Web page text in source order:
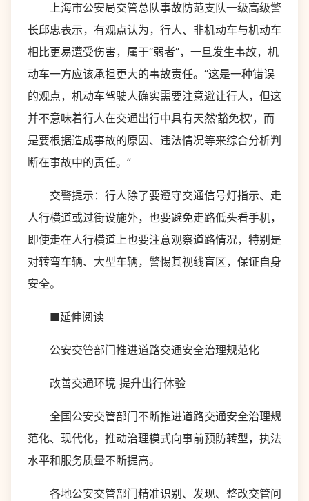
上海市公安局交管总队事故防范支队一级高级警
长邱忠表示，有观点认为，行人、非机动车与机动车
相比更易遭受伤害，属于“弱者”，一旦发生事故，机
动车一方应该承担更大的事故责任。“这是一种错误
的观点，机动车驾驶人确实需要注意避让行人，但这
并不意味着行人在交通出行中具有天然‘豁免权’，而
是要根据造成事故的原因、违法情况等来综合分析判
断在事故中的责任。”
交警提示：行人除了要遵守交通信号灯指示、走
人行横道或过街设施外，也要避免走路低头看手机，
即使走在人行横道上也要注意观察道路情况，特别是
对转弯车辆、大型车辆，警惕其视线盲区，保证自身
安全。
■延伸阅读
公安交管部门推进道路交通安全治理规范化
改善交通环境 提升出行体验
全国公安交管部门不断推进道路交通安全治理规
范化、现代化，推动治理模式向事前预防转型，执法
水平和服务质量不断提高。
各地公安交管部门精准识别、发现、整改交管问